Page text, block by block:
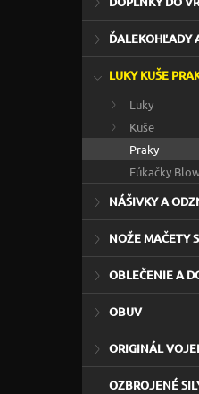
ĎALEKOHĽADY
LUKY KUŠE
Luky
Kuše
Praky
Fúkačky
NÁŠIVKY A
NOŽE MAČETY
OBLEČENIE A
OBUV
ORIGINÁL
OZBROJENÉ